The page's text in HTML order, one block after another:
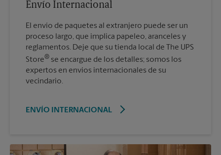
Envío Internacional
El envío de paquetes al extranjero puede ser un
proceso largo, que implica papeleo, aranceles y
reglamentos. Deje que su tienda local de The UPS
Store® se encargue de los detalles; somos los
expertos en envíos internacionales de su
vecindario.
ENVÍO INTERNACIONAL